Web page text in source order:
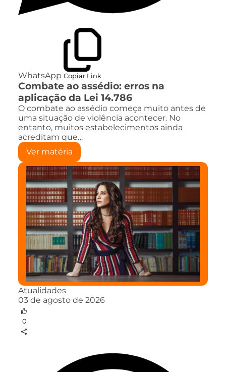
WhatsApp Copiar Link
Combate ao assédio: erros na
aplicação da Lei 14.786
O combate ao assédio começa muito antes de
uma situação de violência acontecer. No
entanto, muitos estabelecimentos ainda
acreditam que…
Ver matéria
Atualidades
03 de agosto de 2026
0